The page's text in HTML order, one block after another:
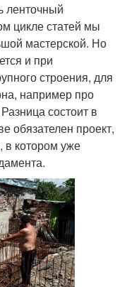
ленточный
цикле статей мы
мастерской. Но
и при
строения, для
например про
состоит в
обязателен проект,
в котором уже